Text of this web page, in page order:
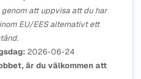
att uppvisa att du har
EU/EES alternativt ett
2026-06-24
är du välkommen att